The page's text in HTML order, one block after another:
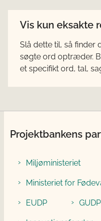
Vis kun eksakte
Slå dette til, så finder
søgte ord optræder.
et specifikt ord, tal,
Projektbankens
Miljøministeriet
Ministeriet for
EUDP GUDP